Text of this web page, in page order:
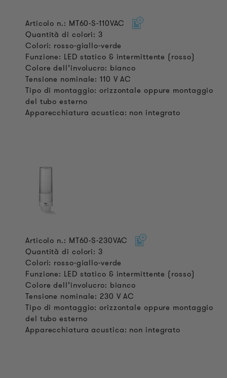
Articolo n.: MT60-S-110VAC
Quantità di colori: 3
Colori: rosso-giallo-verde
Funzione: LED statico & intermittente (rosso)
Colore dell’involucro: bianco
Tensione nominale: 110 V AC
Tipo di montaggio: orizzontale oppure montaggio
del tubo esterno
Apparecchiatura acustica: non integrato
Articolo n.: MT60-S-230VAC
Quantità di colori: 3
Colori: rosso-giallo-verde
Funzione: LED statico & intermittente (rosso)
Colore dell’involucro: bianco
Tensione nominale: 230 V AC
Tipo di montaggio: orizzontale oppure montaggio
del tubo esterno
Apparecchiatura acustica: non integrato